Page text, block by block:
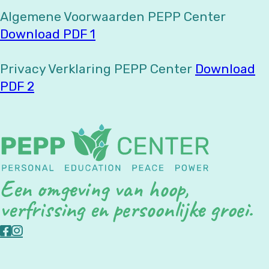
Een omgeving van hoop,
verfrissing en persoonlijke groei.
Algemene Voorwaarden PEPP Center
Download PDF 1
Privacy Verklaring PEPP Center Download
PDF 2